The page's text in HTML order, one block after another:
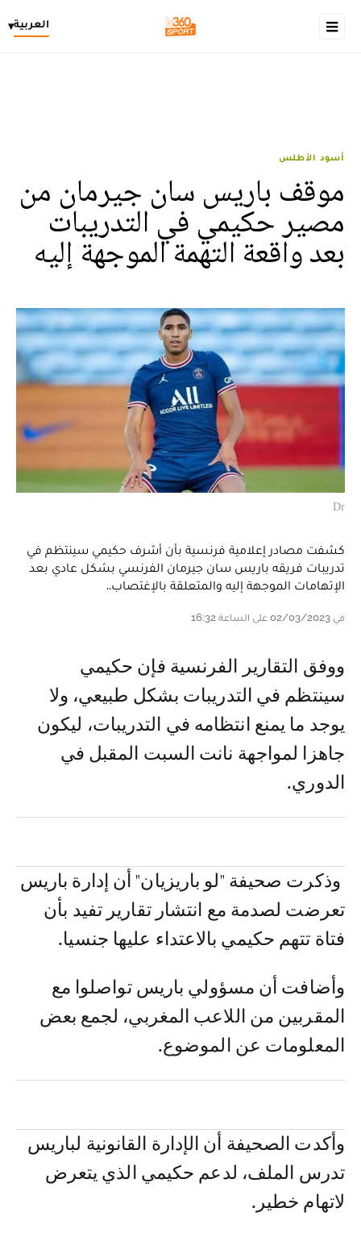
العربية▾
أسود الأطلس
موقف باريس سان جيرمان من
مصير حكيمي في التدريبات
بعد واقعة التهمة الموجهة إليه
Dr
كشفت مصادر إعلامية فرنسية بأن أشرف حكيمي سينتظم في
تدريبات فريقه باريس سان جيرمان الفرنسي بشكل عادي بعد
الإتهامات الموجهة إليه والمتعلقة بالإغتصاب..
في 02/03/2023 على الساعة 16:32
ووفق التقارير الفرنسية فإن حكيمي
سينتظم في التدريبات بشكل طبيعي، ولا
يوجد ما يمنع انتظامه في التدريبات، ليكون
جاهزا لمواجهة نانت السبت المقبل في
الدوري.
وذكرت صحيفة "لو باريزيان" أن إدارة باريس
تعرضت لصدمة مع انتشار تقارير تفيد بأن
فتاة تتهم حكيمي بالاعتداء عليها جنسيا.
وأضافت أن مسؤولي باريس تواصلوا مع
المقربين من اللاعب المغربي، لجمع بعض
المعلومات عن الموضوع.
وأكدت الصحيفة أن الإدارة القانونية لباريس
تدرس الملف، لدعم حكيمي الذي يتعرض
لاتهام خطير.